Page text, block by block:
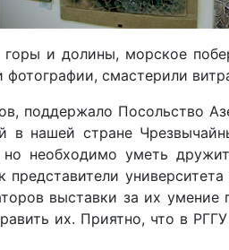
и долины, морское
фотографии, смастерили
поддержало Посольство
в нашей стране
необходимо уметь
выставки за их
их. Приятно, что в